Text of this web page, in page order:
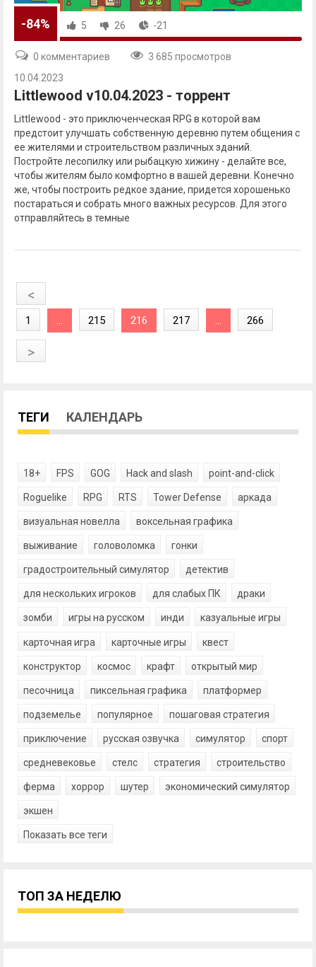
-84% 5 26 -21
0 комментариев
3 685 просмотров
10.04.2023
Littlewood v10.04.2023 - торрент
Littlewood - это приключенческая RPG в которой вам
предстоит улучшать собственную деревню путем общения с
ее жителями и строительством различных зданий.
Постройте лесопилку или рыбацкую хижину - делайте все,
чтобы жителям было комфортно в вашей деревни. Конечно
же, чтобы построить редкое здание, придется хорошенько
постараться и собрать много важных ресурсов. Для этого
отправляйтесь в темные
<
1 ... 215 216 217 ... 266
>
ТЕГИ КАЛЕНДАРЬ
18+ FPS GOG Hack and slash point-and-click
Roguelike RPG RTS Tower Defense аркада
визуальная новелла воксельная графика
выживание головоломка гонки
градостроительный симулятор детектив
для нескольких игроков для слабых ПК драки
зомби игры на русском инди казуальные игры
карточная игра карточные игры квест
конструктор космос крафт открытый мир
песочница пиксельная графика платформер
подземелье популярное пошаговая стратегия
приключение русская озвучка симулятор спорт
средневековье стелс стратегия строительство
ферма хоррор шутер экономический симулятор
экшен
Показать все теги
ТОП ЗА НЕДЕЛЮ